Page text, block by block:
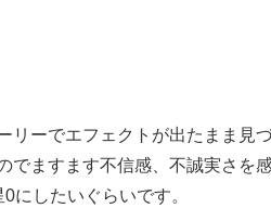
リーでエフェクトが出たまま見
でますます不信感、不誠実さを
にしたいぐらいです。